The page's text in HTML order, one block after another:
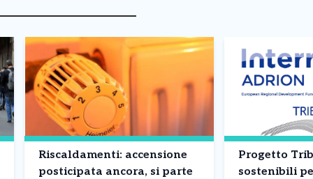
Riscaldamenti: accensione
posticipata ancora, si parte
Progetto
sostenibili